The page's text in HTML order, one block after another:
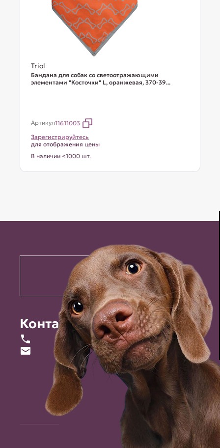
Triol
Бандана для собак со светоотражающими
элементами "Косточки" L, оранжевая, 370-39...
Артикул11611003
Зарегистрируйтесь
для отображения цены
В наличии <1000 шт.
Контакты